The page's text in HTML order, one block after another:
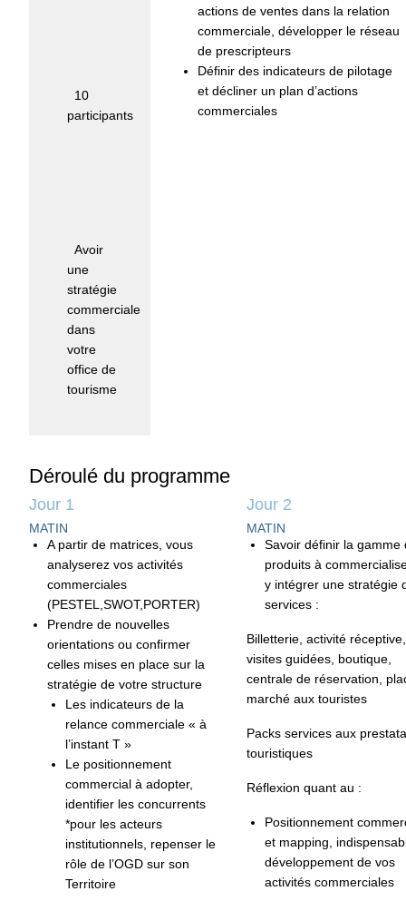
10
participants
Avoir
une
stratégie
commerciale
dans
votre
office de
tourisme
actions de ventes dans la relation
commerciale, développer le réseau
de prescripteurs
Définir des indicateurs de pilotage
et décliner un plan d’actions
commerciales
Déroulé du programme
Jour 1
MATIN
A partir de matrices, vous
analyserez vos activités
commerciales
(PESTEL,SWOT,PORTER)
Prendre de nouvelles
orientations ou confirmer
celles mises en place sur la
stratégie de votre structure
Les indicateurs de la
relance commerciale « à
l’instant T »
Le positionnement
commercial à adopter,
identifier les concurrents
*pour les acteurs
institutionnels, repenser le
rôle de l’OGD sur son
Territoire
Jour 2
MATIN
Savoir définir la gamme
produits à
y intégrer une stratégie
services :
Billetterie, activité réceptive,
visites guidées, boutique,
centrale de réservation,
marché aux touristes
Packs services aux
touristiques
Réflexion quant au :
Positionnement
et mapping,
développement de vos
activités commerciales